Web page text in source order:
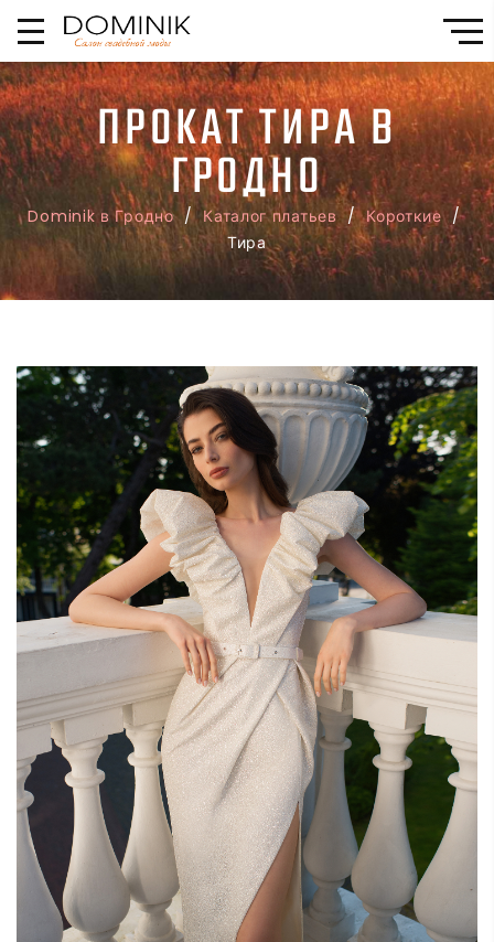
ПРОКАТ ТИРА В
ГРОДНО
Dominik в Гродно/ Каталог платьев/Короткие/
Тира